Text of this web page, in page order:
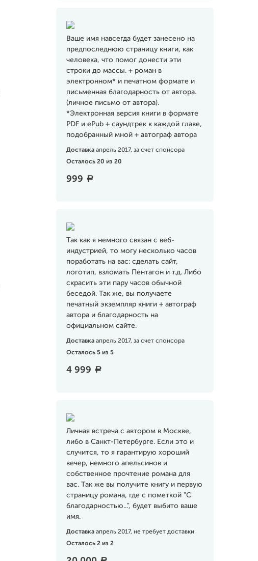
Ваше имя навсегда будет занесено на
предпоследнюю страницу книги, как
человека, что помог донести эти
строки до массы. + роман в
электронном* и печатном формате и
письменная благодарность от автора.
(личное письмо от автора).
*Электронная версия книги в формате
PDF и ePub + саундтрек к каждой главе,
подобранный мной + автограф автора
Доставка апрель 2017, за счет спонсора
Осталось 20 из 20
999 a
Так как я немного связан с веб-
индустрией, то могу несколько часов
поработать на вас: сделать сайт,
логотип, взломать Пентагон и т.д. Либо
скрасить эти пару часов обычной
беседой. Так же, вы получаете
печатный экземпляр книги + автограф
автора и благодарность на
официальном сайте.
Доставка апрель 2017, за счет спонсора
Осталось 5 из 5
4 999 a
Личная встреча с автором в Москве,
либо в Санкт-Петербурге. Если это и
случится, то я гарантирую хороший
вечер, немного апельсинов и
собственное прочтение романа для
вас. Так же вы получите книгу и первую
страницу романа, где с пометкой "С
благодарностью...", будет выбито ваше
имя.
Доставка апрель 2017, не требует доставки
Осталось 2 из 2